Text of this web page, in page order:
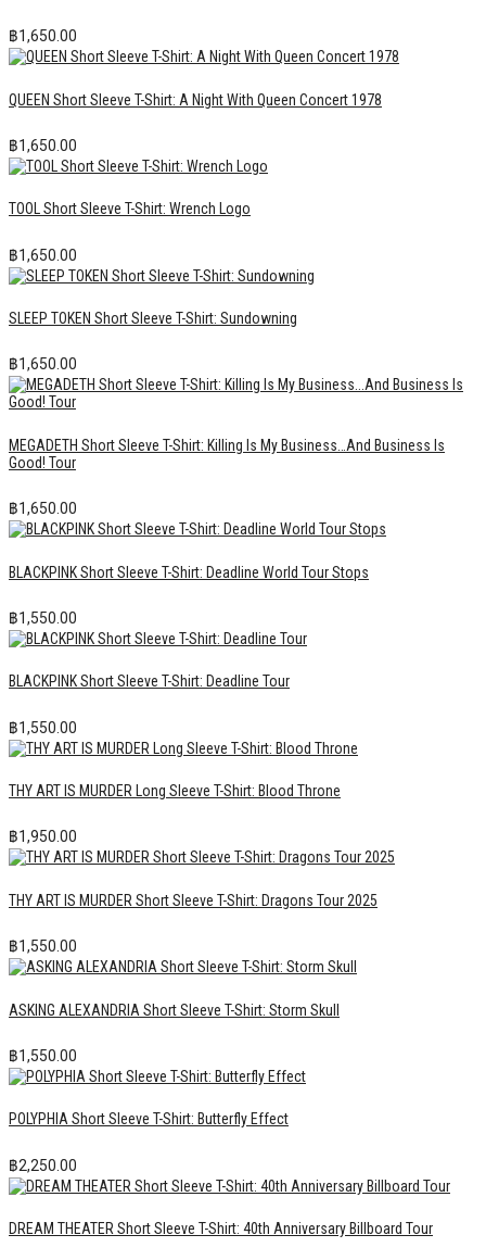
฿1,650.00
QUEEN Short Sleeve T-Shirt: A Night With Queen Concert 1978
฿1,650.00
TOOL Short Sleeve T-Shirt: Wrench Logo
฿1,650.00
SLEEP TOKEN Short Sleeve T-Shirt: Sundowning
฿1,650.00
MEGADETH Short Sleeve T-Shirt: Killing Is My Business…And Business Is
Good! Tour
฿1,650.00
BLACKPINK Short Sleeve T-Shirt: Deadline World Tour Stops
฿1,550.00
BLACKPINK Short Sleeve T-Shirt: Deadline Tour
฿1,550.00
THY ART IS MURDER Long Sleeve T-Shirt: Blood Throne
฿1,950.00
THY ART IS MURDER Short Sleeve T-Shirt: Dragons Tour 2025
฿1,550.00
ASKING ALEXANDRIA Short Sleeve T-Shirt: Storm Skull
฿1,550.00
POLYPHIA Short Sleeve T-Shirt: Butterfly Effect
฿2,250.00
DREAM THEATER Short Sleeve T-Shirt: 40th Anniversary Billboard Tour